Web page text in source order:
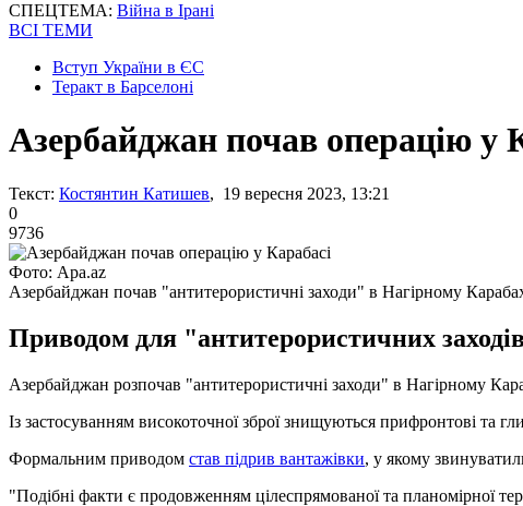
СПЕЦТЕМА: Війна в Ірані
ВСІ ТЕМИ
Вступ України в ЄС
Теракт в Барселоні
Азербайджан почав операцію у
Текст: Костянтин Катишев, 19 вересня 2023, 13:21
0
9736
Фото: Apa.az
Азербайджан почав "антитерористичні заходи" в Нагірному
Приводом для "антитерористичних
Азербайджан розпочав "антитерористичні заходи" в Нагірному
Із застосуванням високоточної зброї знищуються прифронтові та
Формальним приводом став підрив вантажівки, у якому
"Подібні факти є продовженням цілеспрямованої та планомірної